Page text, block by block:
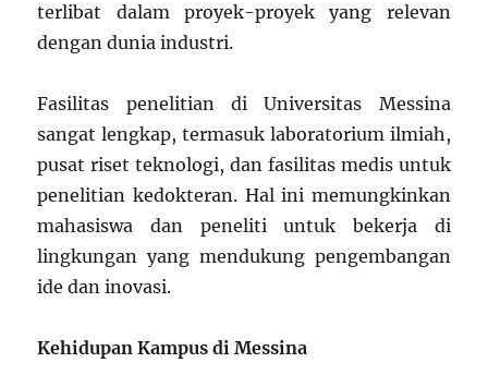
terlibat dalam proyek-proyek yang relevan
dengan dunia industri.
Fasilitas penelitian di Universitas Messina
sangat lengkap, termasuk laboratorium ilmiah,
pusat riset teknologi, dan fasilitas medis untuk
penelitian kedokteran. Hal ini memungkinkan
mahasiswa dan peneliti untuk bekerja di
lingkungan yang mendukung pengembangan
ide dan inovasi.
Kehidupan Kampus di Messina